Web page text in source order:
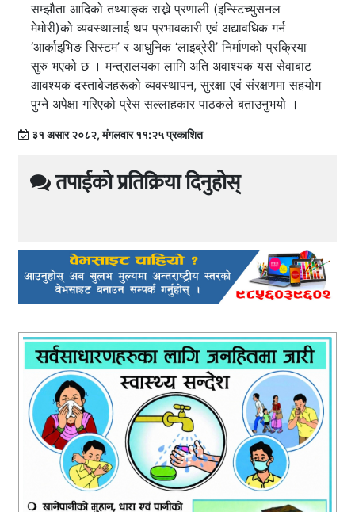
सम्झौता आदिको तथ्याङ्क राख्ने प्रणाली (इन्स्टिच्युसनल
मेमोरी)को व्यवस्थालाई थप प्रभावकारी एवं अद्यावधिक गर्न
‘आर्काइभिङ सिस्टम’ र आधुनिक ‘लाइब्रेरी’ निर्माणको प्रक्रिया
सुरु भएको छ । मन्त्रालयका लागि अति अवाश्यक यस सेवाबाट
आवश्यक दस्ताबेजहरूको व्यवस्थापन, सुरक्षा एवं संरक्षणमा सहयोग
पुग्ने अपेक्षा गरिएको प्रेस सल्लाहकार पाठकले बताउनुभयो ।
३१ असार २०८२, मंगलवार ११:२५ प्रकाशित
तपाईको प्रतिक्रिया दिनुहोस्